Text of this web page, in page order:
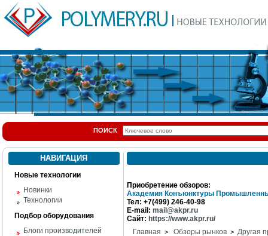
ПОИСК
НАВИГАЦИЯ
Новые технологии
Новинки
Технологии
Подбор оборудования
Блоги производителей
Приобретение обзоров:
Академия Конъюнктуры
Тел: +7(499) 246-40-98
E-mail: mail@akpr.ru
Сайт: https://www.akpr.ru/
Главная > Обзоры рынков > Другая